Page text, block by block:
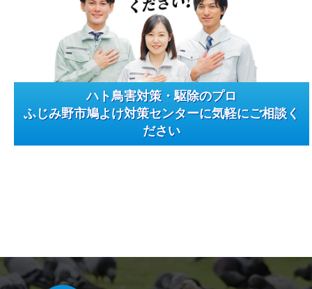
ハト鳥害対策・駆除のプロ
ふじみ野市鳩よけ対策センターに気軽にご相談く
ださい